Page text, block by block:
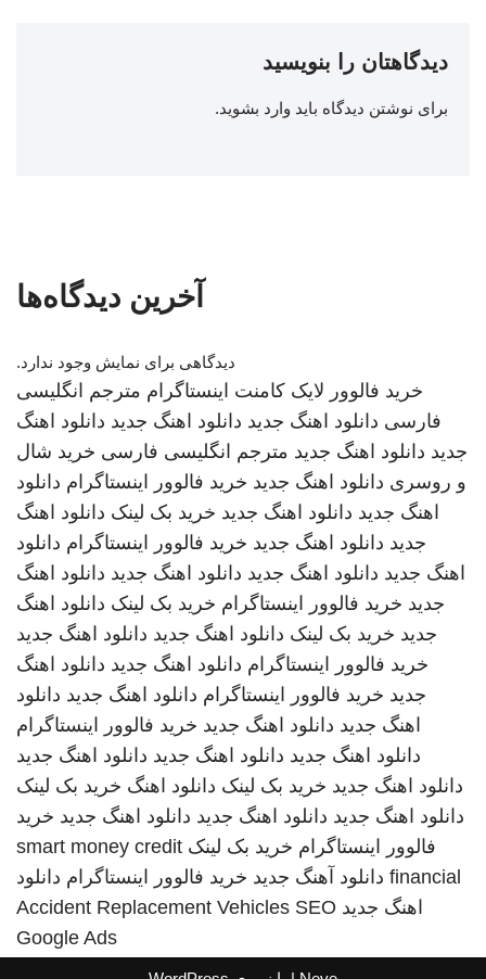
دیدگاهتان را بنویسید
برای نوشتن دیدگاه باید وارد بشوید.
آخرین دیدگاه‌ها
دیدگاهی برای نمایش وجود ندارد.
خرید فالوور لایک کامنت اینستاگرام مترجم انگلیسی
فارسی دانلود اهنگ جدید دانلود اهنگ جدید دانلود اهنگ
جدید دانلود اهنگ جدید مترجم انگلیسی فارسی خرید شال
و روسری دانلود اهنگ جدید خرید فالوور اینستاگرام دانلود
اهنگ جدید دانلود اهنگ جدید خرید بک لینک دانلود اهنگ
جدید دانلود اهنگ جدید خرید فالوور اینستاگرام دانلود
اهنگ جدید دانلود اهنگ جدید دانلود اهنگ جدید دانلود اهنگ
جدید خرید فالوور اینستاگرام خرید بک لینک دانلود اهنگ
جدید خرید بک لینک دانلود اهنگ جدید دانلود اهنگ جدید
خرید فالوور اینستاگرام دانلود اهنگ جدید دانلود اهنگ
جدید خرید فالوور اینستاگرام دانلود اهنگ جدید دانلود
اهنگ جدید دانلود اهنگ جدید خرید فالوور اینستاگرام
دانلود اهنگ جدید دانلود اهنگ جدید دانلود اهنگ جدید
دانلود اهنگ جدید خرید بک لینک دانلود اهنگ خرید بک لینک
دانلود اهنگ جدید دانلود اهنگ جدید دانلود اهنگ جدید خرید
فالوور اینستاگرام خرید بک لینک smart money credit
financial دانلود آهنگ جدید خرید فالوور اینستاگرام دانلود
اهنگ جدید
Accident Replacement Vehicles SEO
Google Ads